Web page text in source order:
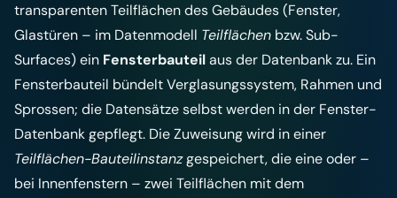
transparenten Teilflächen des Gebäudes (Fenster,
Glastüren – im Datenmodell Teilflächen bzw. Sub-
Surfaces) ein Fensterbauteilaus der Datenbank zu. Ein
Fensterbauteil bündelt Verglasungssystem, Rahmen und
Sprossen; die Datensätze selbst werden in der Fenster-
Datenbankgepflegt. Die Zuweisung wird in einer
Teilflächen-Bauteilinstanzgespeichert, die eine oder –
bei Innenfenstern – zwei Teilflächen mit dem